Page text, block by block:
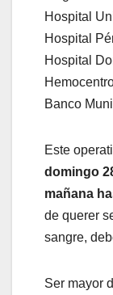
Hospital
Hospital
Hospital
Banco
Este
domingo
mañana
de querer
sangre,
Ser mayor